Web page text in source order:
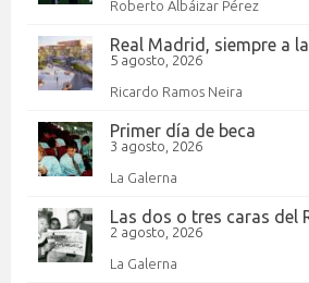
Roberto Albáizar Pérez
Real Madrid, siempre a
5 agosto, 2026
Ricardo Ramos Neira
Primer día de beca
3 agosto, 2026
La Galerna
Las dos o tres caras del
2 agosto, 2026
La Galerna